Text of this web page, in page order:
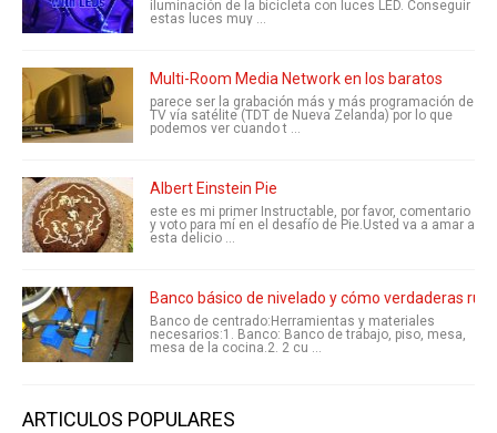
iluminación de la bicicleta con luces LED. Conseguir
estas luces muy ...
Multi-Room Media Network en los baratos
parece ser la grabación más y más programación de
TV vía satélite (TDT de Nueva Zelanda) por lo que
podemos ver cuando t ...
Albert Einstein Pie
este es mi primer Instructable, por favor, comentario
y voto para mí en el desafío de Pie.Usted va a amar a
esta delicio ...
Banco básico de nivelado y cómo verdaderas
Banco de centrado:Herramientas y materiales
necesarios:1. Banco: Banco de trabajo, piso, mesa,
mesa de la cocina.2. 2 cu ...
ARTICULOS POPULARES